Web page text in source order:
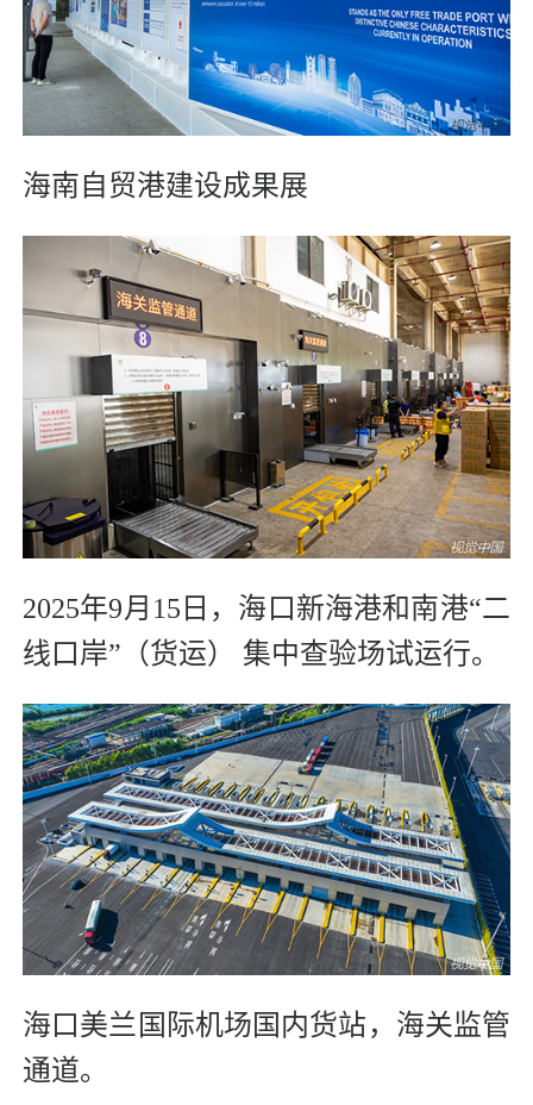
海南自贸港建设成果展
2025年9月15日，海口新海港和南港“二
线口岸”（货运） 集中查验场试运行。
海口美兰国际机场国内货站，海关监管
通道。